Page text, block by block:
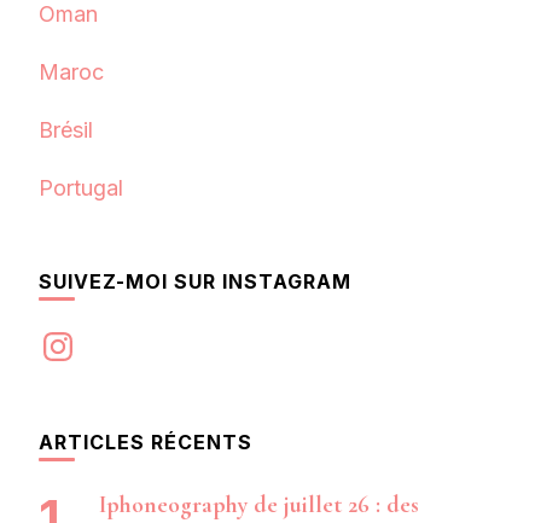
Oman
Maroc
Brésil
Portugal
SUIVEZ-MOI SUR INSTAGRAM
Instagram
ARTICLES RÉCENTS
Iphoneography de juillet 26 : des